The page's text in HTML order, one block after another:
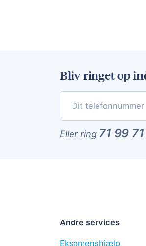
Bliv ringet op
Eller ring 71 99
Andre services
Eksamenshjælp